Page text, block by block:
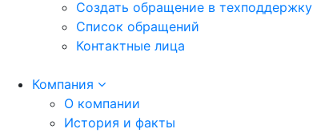
Создать обращение в техподдержку
Список обращений
Контактные лица
Компания
О компании
История и факты